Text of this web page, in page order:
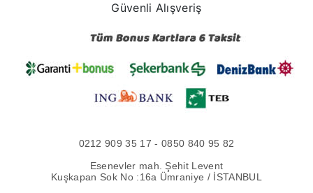
Güvenli Alışveriş
0212 909 35 17 - 0850 840 95 82
Esenevler mah. Şehit Levent
Kuşkapan Sok No :16a Ümraniye / İSTANBUL